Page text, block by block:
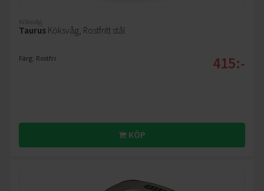
Köksvåg
Taurus Köksvåg, Rostfritt stål
Färg: Rostfri 415:-
KÖP